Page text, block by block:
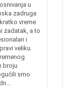
u
zadruga
vreme
zadatak, a to
i
veliku
broju
smo